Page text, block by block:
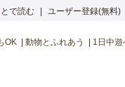
で読む ユーザー登録(無料)
OK 動物とふれあう 1日中遊